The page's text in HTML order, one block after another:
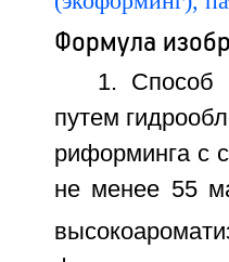
Формула
1. Способ
путем
риформинга с
не менее 55